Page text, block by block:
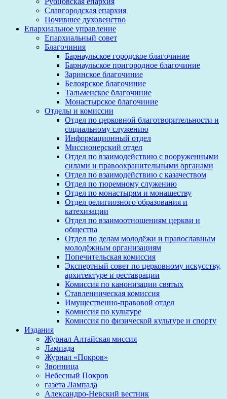
Славгородская епархия
Почившее духовенство
Епархиальное управление
Епархиальный совет
Благочиния
Барнаульское городское благочиние
Барнаульское пригородное благочиние
Заринское благочиние
Белоярское благочиние
Тальменское благочиние
Монастырское благочиние
Отделы и комиссии
Отдел по церковной благотворительности и
социальному служению
Информационный отдел
Миссионерский отдел
Отдел по взаимодействию с вооруженными
силами и правоохранительными органами
Отдел по взаимодействию с казачеством
Отдел по тюремному служению
Отдел по монастырям и монашеству
Отдел религиозного образования и
катехизации
Отдел по взаимоотношениям церкви и
общества
Отдел по делам молодёжи и православным
молодёжным организациям
Попечительская комиссия
Экспертный совет по церковному искусству,
архитектуре и реставрации
Комиссия по канонизации святых
Ставленническая комиссия
Имущественно-правовой отдел
Комиссия по культуре
Комиссия по физической культуре и спорту
Издания
Журнал Алтайская миссия
Лампада
Журнал «Покров»
Звонница
Небесный Покров
газета Лампада
Александро-Невский вестник